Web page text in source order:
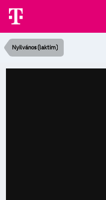
Nyilvános (laktim)